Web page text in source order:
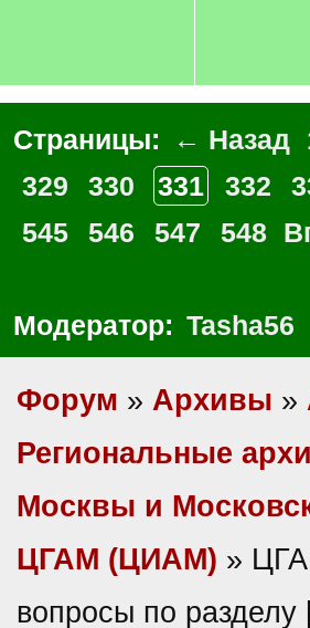
Страницы: ← Назад
329
330 331 332
545
546 547 548
Модератор: Tasha56
Форум » Архивы »
Региональные
Москвы и
ЦГАМ (ЦИАМ) »
вопросы по